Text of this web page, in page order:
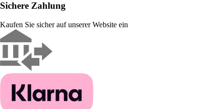
Sichere Zahlung
Kaufen Sie sicher auf unserer Website ein